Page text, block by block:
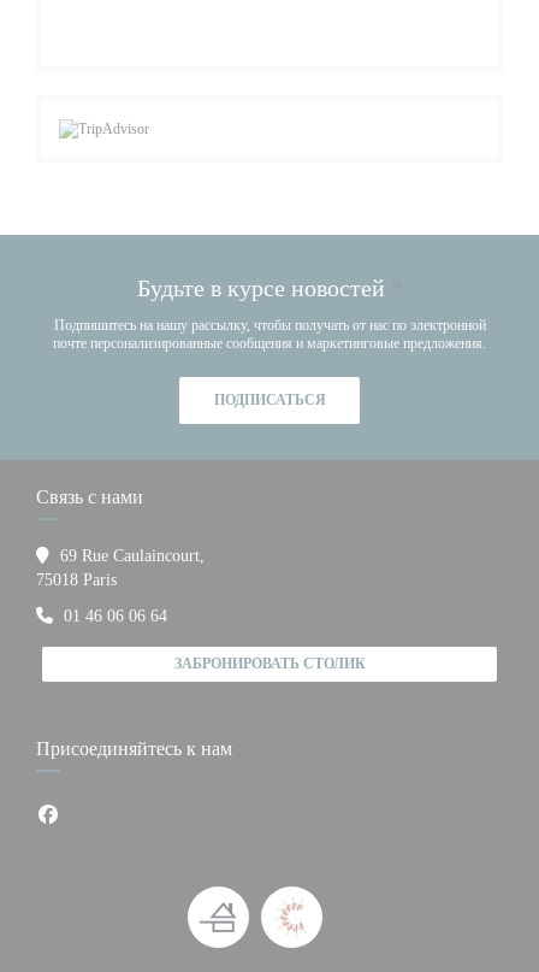
Будьте в курсе новостей *
Подпишитесь на нашу рассылку, чтобы получать от нас по электронной
почте персонализированные сообщения и маркетинговые предложения.
ПОДПИСАТЬСЯ
Связь с нами
69 Rue Caulaincourt,
75018 Paris((открывается в новом окне))
01 46 06 06 64
ЗАБРОНИРОВАТЬ СТОЛИК
Присоединяйтесь к нам
Facebook ((открывается в новом окне))